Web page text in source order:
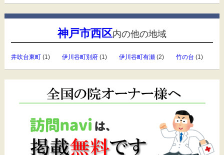
神戸市西区内の他の地域
井吹台東町(1) 伊川谷町別府(1) 伊川谷町有瀬(2) 竹の台 (1)